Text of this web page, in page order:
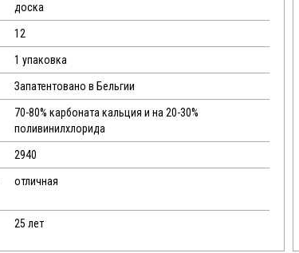
доска
12
1 упаковка
Запатентовано в Бельгии
70-80% карбоната кальция и на 20-30%
поливинилхлорида
2940
отличная
25 лет